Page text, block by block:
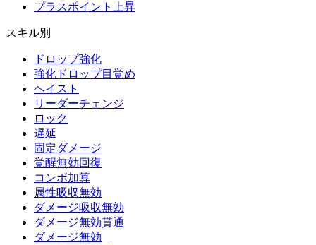
プラスポイント上昇
スキル別
ドロップ強化
強化ドロップ目覚め
ヘイスト
リーダーチェンジ
ロック
遅延
固定ダメージ
覚醒無効回復
コンボ加算
属性吸収無効
ダメージ吸収無効
ダメージ無効貫通
ダメージ無効